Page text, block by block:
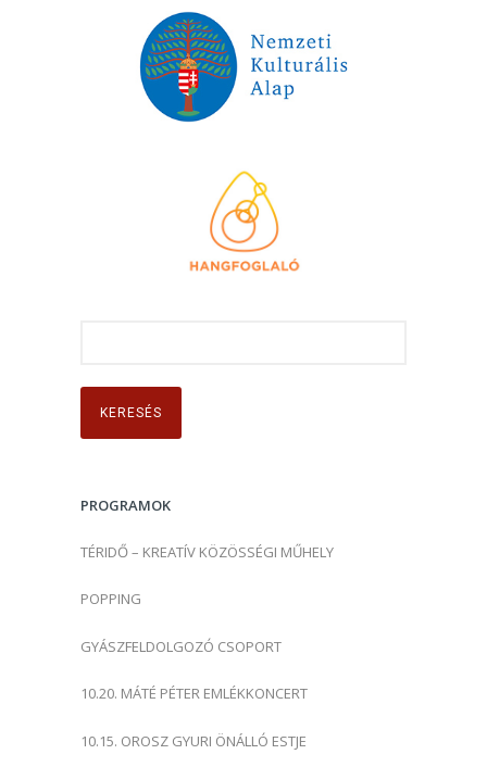
r
s
:PROGRAMOK
TÉRIDŐ – KREATÍV KÖZÖSSÉGI MŰHELY
POPPING
GYÁSZFELDOLGOZÓ CSOPORT
10.20. MÁTÉ PÉTER EMLÉKKONCERT
10.15. OROSZ GYURI ÖNÁLLÓ ESTJE